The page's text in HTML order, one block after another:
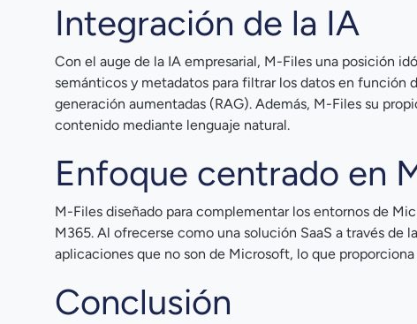
Integración de la IA
Con el auge de la IA empresarial, M-Files una posición
semánticos y metadatos para filtrar los datos en
generación aumentadas (RAG). Además, M-Files su
contenido mediante lenguaje natural.
Enfoque centrado en
M-Files diseñado para complementar los entornos de
M365. Al ofrecerse como una solución SaaS a través
aplicaciones que no son de Microsoft, lo que
Conclusión